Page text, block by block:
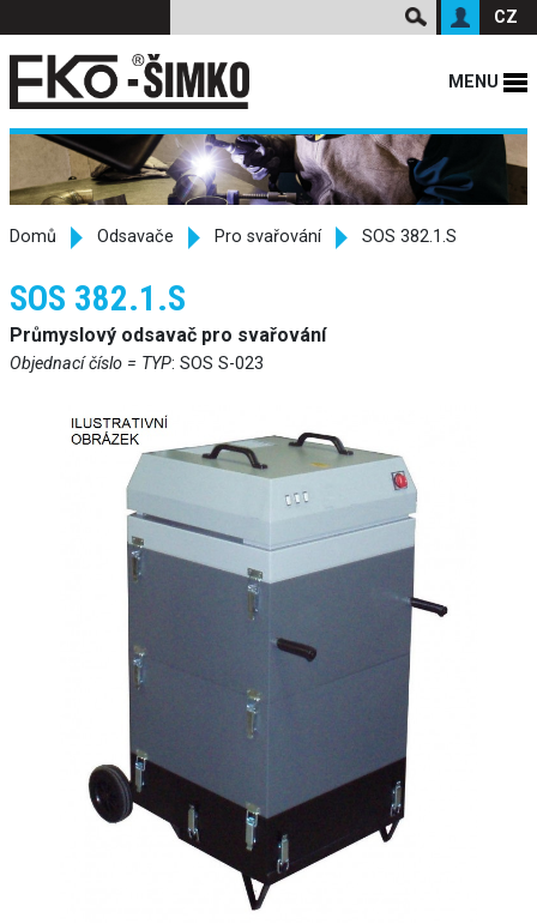
CZ
MENU
Domů Odsavače Pro svařování SOS 382.1.S
SOS 382.1.S
Průmyslový odsavač pro svařování
Objednací číslo = TYP: SOS S-023